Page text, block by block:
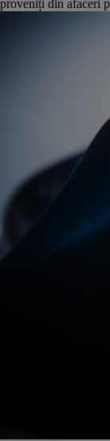
proveniți din afaceri